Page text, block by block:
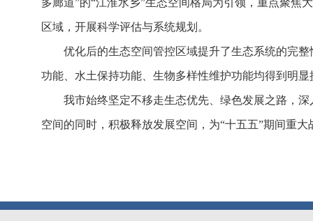
多廊道”的“江淮水乡”生态空间格局为引领，重点聚焦
区域，开展科学评估与系统规划。
优化后的生态空间管控区域提升了生态系统的完
功能、水土保持功能、生物多样性维护功能均得到明
我市始终坚定不移走生态优先、绿色发展之路，
空间的同时，积极释放发展空间，为“十五五”期间重